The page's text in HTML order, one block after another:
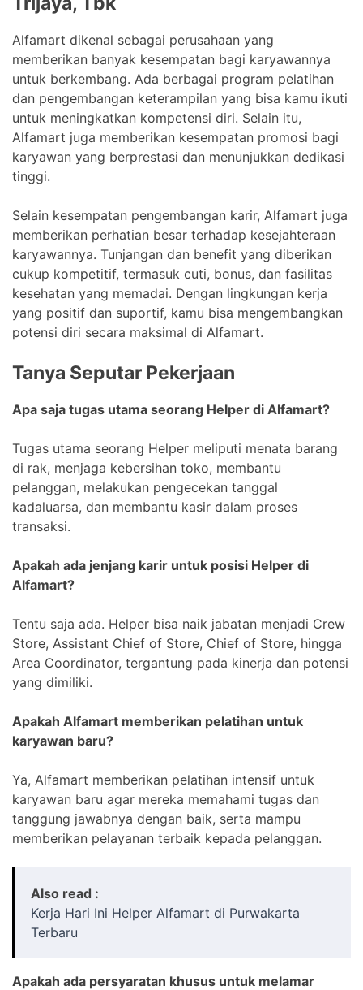
Alfamart dikenal sebagai perusahaan yang
memberikan banyak kesempatan bagi karyawannya
untuk berkembang. Ada berbagai program pelatihan
dan pengembangan keterampilan yang bisa kamu ikuti
untuk meningkatkan kompetensi diri. Selain itu,
Alfamart juga memberikan kesempatan promosi bagi
karyawan yang berprestasi dan menunjukkan dedikasi
tinggi.
Selain kesempatan pengembangan karir, Alfamart juga
memberikan perhatian besar terhadap kesejahteraan
karyawannya. Tunjangan dan benefit yang diberikan
cukup kompetitif, termasuk cuti, bonus, dan fasilitas
kesehatan yang memadai. Dengan lingkungan kerja
yang positif dan suportif, kamu bisa mengembangkan
potensi diri secara maksimal di Alfamart.
Tanya Seputar Pekerjaan
Apa saja tugas utama seorang Helper di Alfamart?
Tugas utama seorang Helper meliputi menata barang
di rak, menjaga kebersihan toko, membantu
pelanggan, melakukan pengecekan tanggal
kadaluarsa, dan membantu kasir dalam proses
transaksi.
Apakah ada jenjang karir untuk posisi Helper di
Alfamart?
Tentu saja ada. Helper bisa naik jabatan menjadi Crew
Store, Assistant Chief of Store, Chief of Store, hingga
Area Coordinator, tergantung pada kinerja dan potensi
yang dimiliki.
Apakah Alfamart memberikan pelatihan untuk
karyawan baru?
Ya, Alfamart memberikan pelatihan intensif untuk
karyawan baru agar mereka memahami tugas dan
tanggung jawabnya dengan baik, serta mampu
memberikan pelayanan terbaik kepada pelanggan.
Also read :
Kerja Hari Ini Helper Alfamart di Purwakarta
Terbaru
Apakah ada persyaratan khusus untuk melamar